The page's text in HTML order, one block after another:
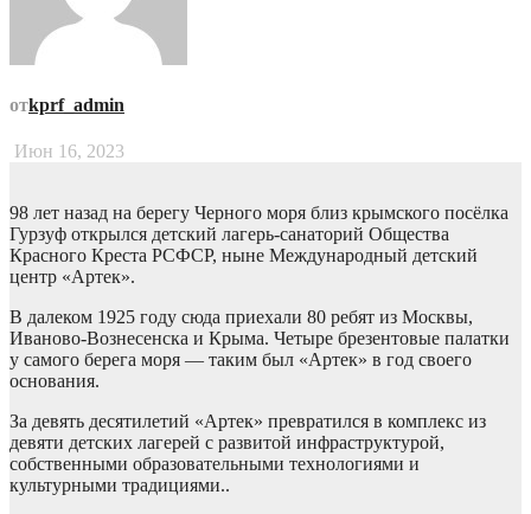
отkprf_admin
Июн 16, 2023
98 лет назад на берегу Черного моря близ крымского посёлка
Гурзуф открылся детский лагерь-санаторий Общества
Красного Креста РСФСР, ныне Международный детский
центр «Артек».
В далеком 1925 году сюда приехали 80 ребят из Москвы,
Иваново-Вознесенска и Крыма. Четыре брезентовые палатки
у самого берега моря — таким был «Артек» в год своего
основания.
За девять десятилетий «Артек» превратился в комплекс из
девяти детских лагерей с развитой инфраструктурой,
собственными образовательными технологиями и
культурными традициями..